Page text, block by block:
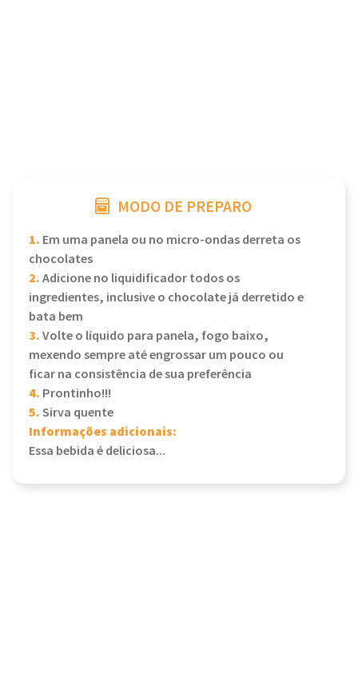
MODO DE PREPARO
1. Em uma panela ou no micro-ondas derreta os
chocolates
2.Adicione no liquidificador todos os
ingredientes, inclusive o chocolate já derretido e
bata bem
3.Volte o líquido para panela, fogo baixo,
mexendo sempre até engrossar um pouco ou
ficar na consistência de sua preferência
4. Prontinho!!!
5.Sirva quente
Informações adicionais:
Essa bebida é deliciosa...